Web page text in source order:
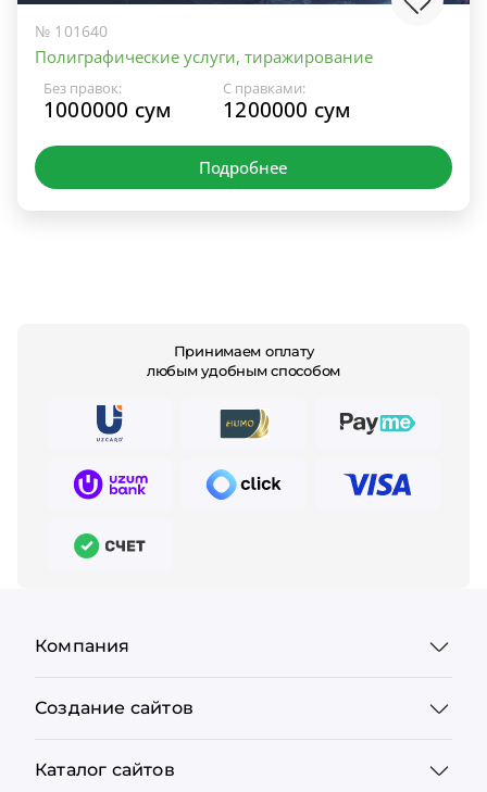
№ 101640
Полиграфические услуги, тиражирование
Без правок:
1000000 сум
С правками:
1200000 сум
Подробнее
Принимаем оплату
любым удобным способом
Компания
Создание сайтов
Каталог сайтов